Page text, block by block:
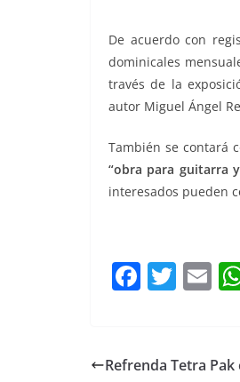
De acuerdo con
dominicales
través de la
autor Miguel Ángel
También se contará
“obra para guitarra
interesados pueden
F
e
T
er
E
l
Refrenda Tetra